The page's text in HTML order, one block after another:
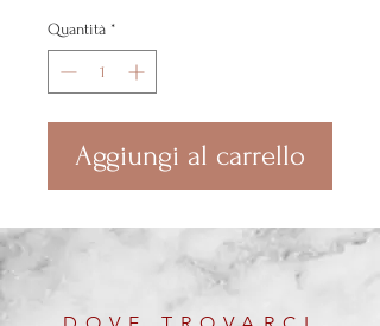
Quantità *
Aggiungi al carrello